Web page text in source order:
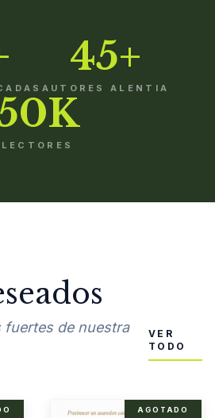
45+
AUTORES ALENTIA
LECTORES
fuertes de nuestra
VER
TODO
AGOTADO